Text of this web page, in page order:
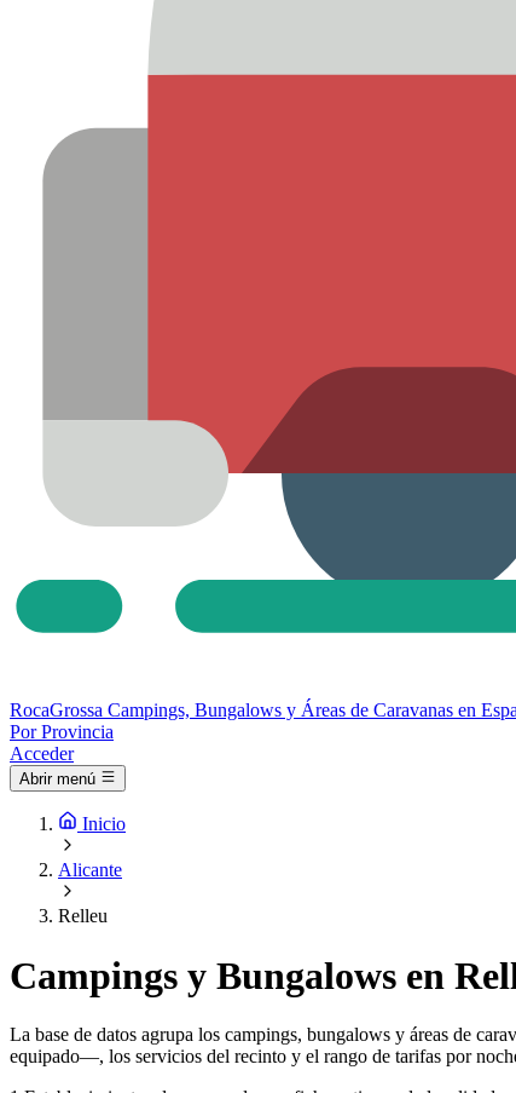
RocaGrossa Campings, Bungalows y Áreas de Caravanas en
Por Provincia
Acceder
Abrir menú
Inicio
Alicante
Relleu
Campings y Bungalows en
La base de datos agrupa los campings, bungalows y áreas de
equipado—, los servicios del recinto y el rango de tarifas por